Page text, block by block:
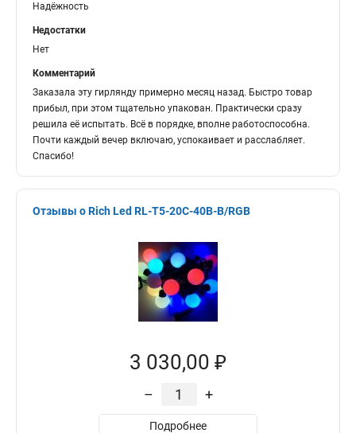
Надёжность
Недостатки
Нет
Комментарий
Заказала эту гирлянду примерно месяц назад. Быстро товар
прибыл, при этом тщательно упакован. Практически сразу
решила её испытать. Всё в порядке, вполне работоспособна.
Почти каждый вечер включаю, успокаивает и расслабляет.
Спасибо!
Отзывы о Rich Led RL-T5-20C-40B-B/RGB
3 030,00 ₽
– +
Подробнее